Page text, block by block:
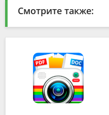
Смотрите также: